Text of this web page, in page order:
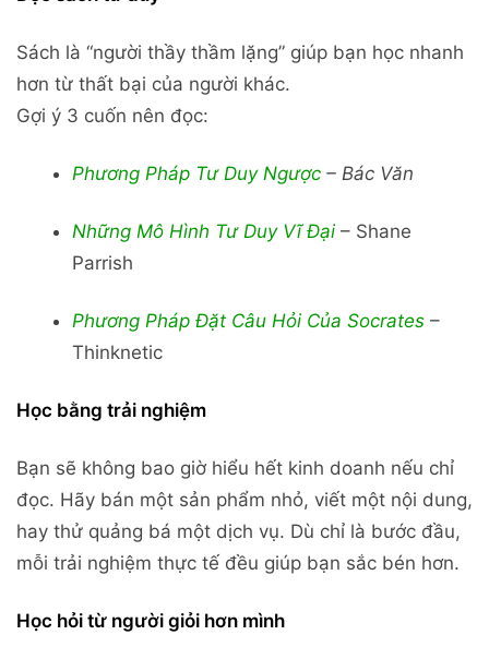
Sách là “người thầy thầm lặng” giúp bạn học nhanh
hơn từ thất bại của người khác.
Gợi ý 3 cuốn nên đọc:
Phương Pháp Tư Duy Ngược – Bác Văn
Những Mô Hình Tư Duy Vĩ Đại– Shane
Parrish
Phương Pháp Đặt Câu Hỏi Của Socrates –
Thinknetic
Học bằng trải nghiệm
Bạn sẽ không bao giờ hiểu hết kinh doanh nếu chỉ
đọc. Hãy bán một sản phẩm nhỏ, viết một nội dung,
hay thử quảng bá một dịch vụ. Dù chỉ là bước đầu,
mỗi trải nghiệm thực tế đều giúp bạn sắc bén hơn.
Học hỏi từ người giỏi hơn mình